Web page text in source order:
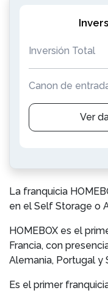
Inversión Total
Canon de
Ver
La franquicia
en el Self Storage o
HOMEBOX es el
Francia, con
Alemania, Portugal y
Es el primer